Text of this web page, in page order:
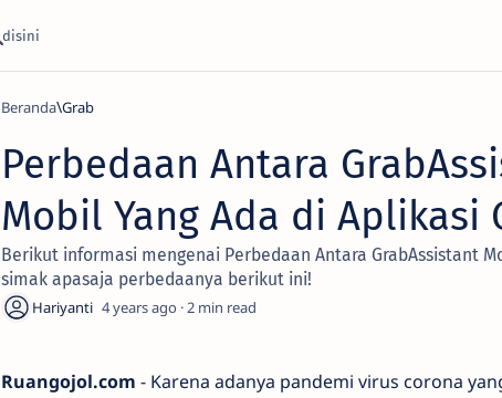
Beranda Grab
Perbedaan Antara
Mobil Yang Ada di Aplikasi
Berikut informasi mengenai Perbedaan Antara GrabAssistant
simak apasaja perbedaanya berikut ini!
4 years ago 2
Ruangojol.com - Karena adanya pandemi virus corona